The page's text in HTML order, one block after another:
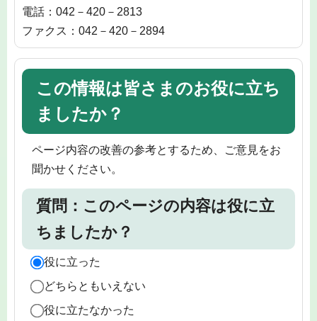
電話：042－420－2813
ファクス：042－420－2894
この情報は皆さまのお役に立ち
ましたか？
ページ内容の改善の参考とするため、ご意見をお
聞かせください。
質問：このページの内容は役に立
ちましたか？
役に立った
どちらともいえない
役に立たなかった